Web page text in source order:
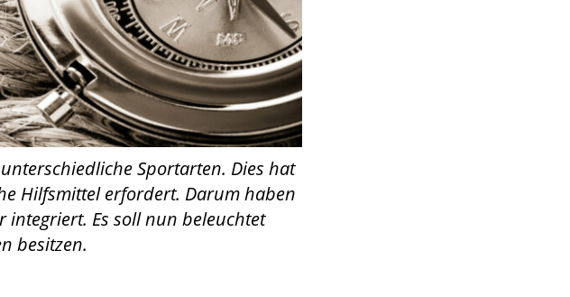
Sportarten. Dies hat
Hilfsmittel erfordert. Darum haben
Es soll nun beleuchtet
besitzen.